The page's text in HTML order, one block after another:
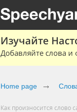
Изучайте
Добавляйте слова и
Home page
Как произносится слово